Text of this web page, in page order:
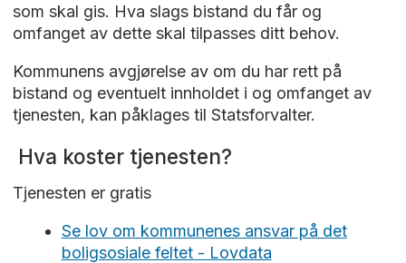
som skal gis. Hva slags bistand du får og
omfanget av dette skal tilpasses ditt behov.
Kommunens avgjørelse av om du har rett på
bistand og eventuelt innholdet i og omfanget av
tjenesten, kan påklages til Statsforvalter.
Hva koster tjenesten?
Tjenesten er gratis
Se lov om kommunenes ansvar på det
boligsosiale feltet - Lovdata